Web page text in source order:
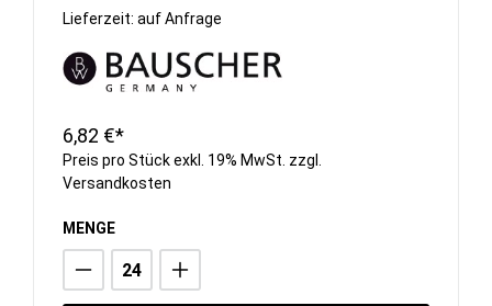
Lieferzeit: auf Anfrage
6,82 €*
Preis pro Stück exkl. 19% MwSt. zzgl.
Versandkosten
MENGE